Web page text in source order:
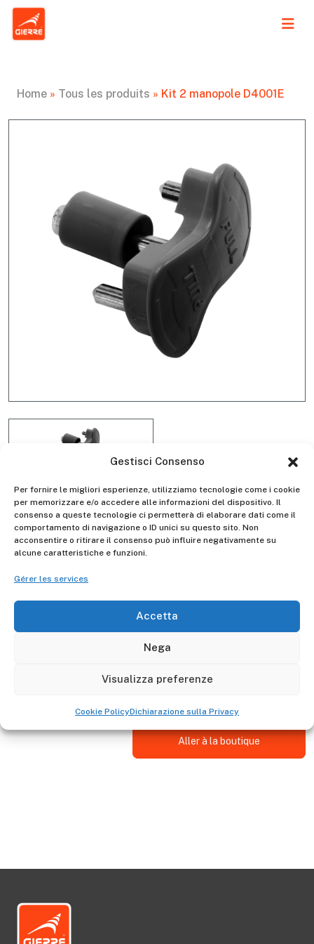
Gestisci Consenso
Per fornire le migliori esperienze, utilizziamo tecnologie come i cookie
per memorizzare e/o accedere alle informazioni del dispositivo. Il
consenso a queste tecnologie ci permetterà di elaborare dati come il
comportamento di navigazione o ID unici su questo sito. Non
acconsentire o ritirare il consenso può influire negativamente su
alcune caratteristiche e funzioni.
Gérer les services
Accetta
Nega
Visualizza preferenze
Cookie PolicyDichiarazione sulla Privacy
Home » Tous les produits » Kit 2 manopole D4001E
Kit 2 manopole D4001E
Gierre
Kit 2 manopole D4001E compatibile con: ED0040A -
Aller à la boutique